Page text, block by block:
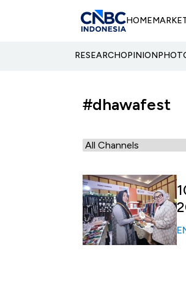
HOME
RESEARCHOPINION
#dhawafest